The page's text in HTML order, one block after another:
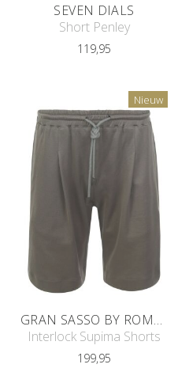
SEVEN DIALS
Short Penley
119,95
GRAN SASSO BY ROMEYN TAILORS
Interlock Supima Shorts
199,95
Nieuw